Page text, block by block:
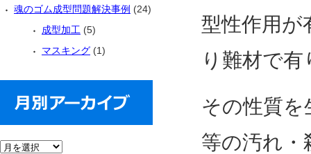
型性作用が
り難材で
その性質
等の汚れ・
魂のゴム成型問題解決事例 (24)
成型加工 (5)
マスキング (1)